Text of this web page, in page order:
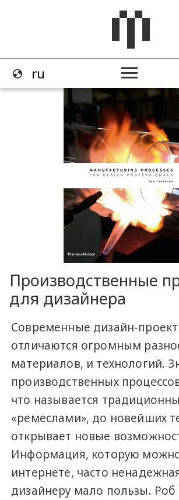
Производственные
для дизайнера
Современные дизайн-
отличаются огромным
материалов, и технологий.
производственных
что называется
«ремеслами», до новейших
открывает новые
Информация, которую
интернете, часто
дизайнеру мало пользы.